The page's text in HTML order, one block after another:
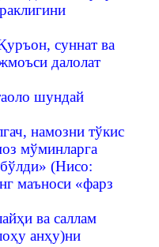
суннат ва
далолат
шундай
намозни тўкис
мўминларга
бўлди» (Нисо:
маъноси «фарз
ва саллам
анҳу)ни